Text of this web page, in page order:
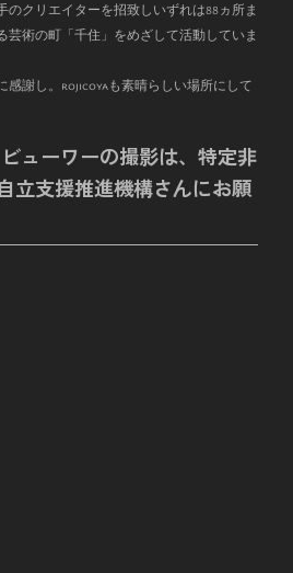
のクリエイターを招致しいずれは88ヵ所ま
芸術の町「千住」をめざして活動していま
感謝し。rojicoyaも素晴らしい場所にして
ューワーの撮影は、特定非
立支援推進機構さんにお願